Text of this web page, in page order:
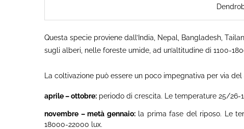
Questa specie proviene dall’India, Nepal, Bangladesh,
sugli alberi, nelle foreste umide, ad un’altitudine di 1100-
La coltivazione può essere un poco impegnativa per via
aprile – ottobre: periodo di crescita. Le temperature 25/
novembre – metà gennaio:la prima fase del riposo. Le
18000-22000 lux.